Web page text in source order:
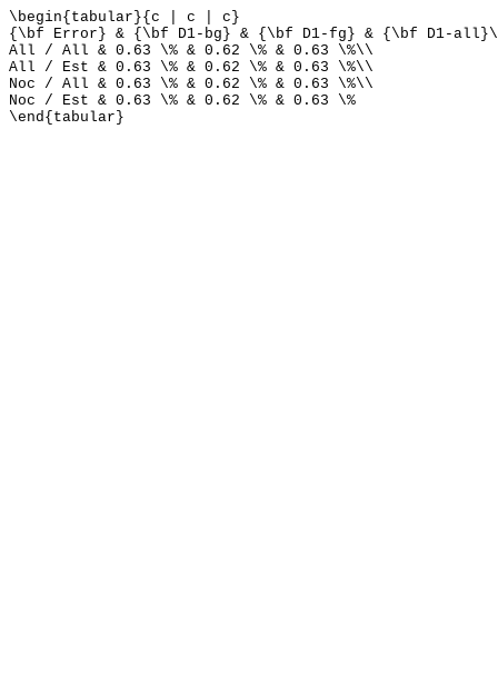
\begin{tabular}{c | c | c}
{\bf Error} & {\bf D1-bg} & {\bf D1-fg} & {\bf D1-
All / All & 0.63 \% & 0.62 \% & 0.63 \%\\
All / Est & 0.63 \% & 0.62 \% & 0.63 \%\\
Noc / All & 0.63 \% & 0.62 \% & 0.63 \%\\
Noc / Est & 0.63 \% & 0.62 \% & 0.63 \%
\end{tabular}